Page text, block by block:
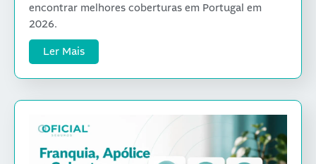
encontrar melhores coberturas em Portugal em
2026.
Ler Mais